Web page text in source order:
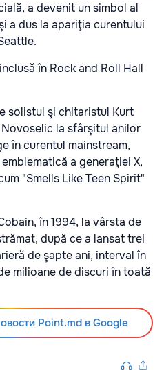
a devenit un simbol al
a dus la apariţia curentului
în Rock and Roll Hall
solistul şi chitaristul Kurt
la sfârşitul anilor
în curentul mainstream,
a generaţiei X,
"Smells Like Teen Spirit"
în 1994, la vârsta de
după ce a lansat trei
de şapte ani, interval în
milioane de discuri în toată
Point.md в Google